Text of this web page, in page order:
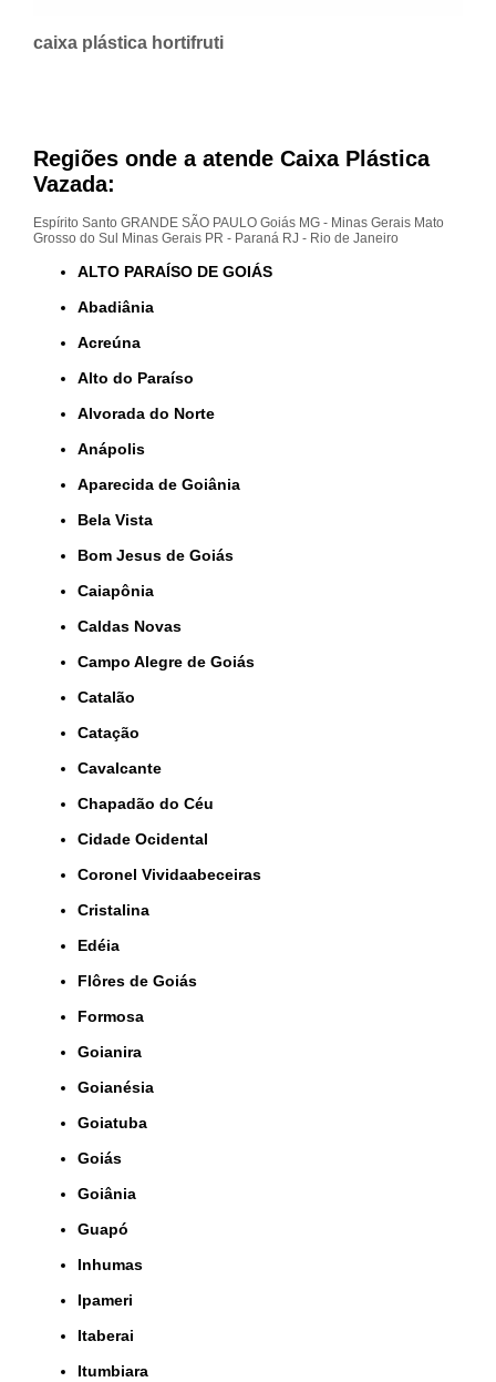
caixa plástica hortifruti
Regiões onde a atende Caixa Plástica
Vazada:
Espírito Santo GRANDE SÃO PAULO Goiás MG - Minas Gerais Mato
Grosso do Sul
Minas Gerais PR - Paraná RJ - Rio de Janeiro
ALTO PARAÍSO DE GOIÁS
Abadiânia
Acreúna
Alto do Paraíso
Alvorada do Norte
Anápolis
Aparecida de Goiânia
Bela Vista
Bom Jesus de Goiás
Caiapônia
Caldas Novas
Campo Alegre de Goiás
Catalão
Catação
Cavalcante
Chapadão do Céu
Cidade Ocidental
Coronel Vividaabeceiras
Cristalina
Edéia
Flôres de Goiás
Formosa
Goianira
Goianésia
Goiatuba
Goiás
Goiânia
Guapó
Inhumas
Ipameri
Itaberai
Itumbiara